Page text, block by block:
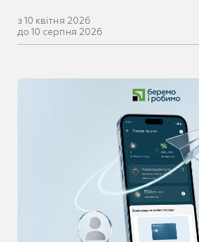
з 10 квітня 2026
до 10 серпня 2026